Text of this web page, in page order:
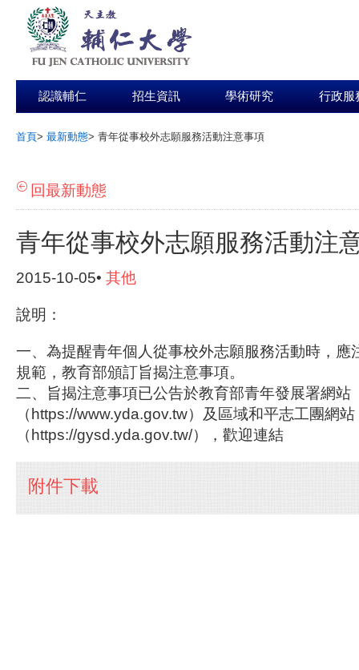
認識輔仁 招生資訊 學術研究 行政服
首頁> 最新動態> 青年從事校外志願服務活動注意事項
回最新動態
青年從事校外志願服務活動注
2015-10-05• 其他
說明：
一、為提醒青年個人從事校外志願服務活動時，應
規範，教育部頒訂旨揭注意事項。
二、旨揭注意事項已公告於教育部青年發展署網站
（https://www.yda.gov.tw）及區域和平志工團網站
（https://gysd.yda.gov.tw/），歡迎連結
附件下載